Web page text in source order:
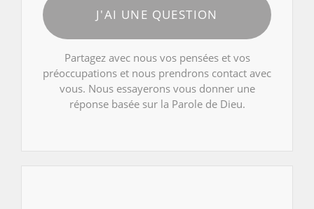
J'AI UNE QUESTION
Partagez avec nous vos pensées et vos
préoccupations et nous prendrons contact avec
vous. Nous essayerons vous donner une
réponse basée sur la Parole de Dieu.